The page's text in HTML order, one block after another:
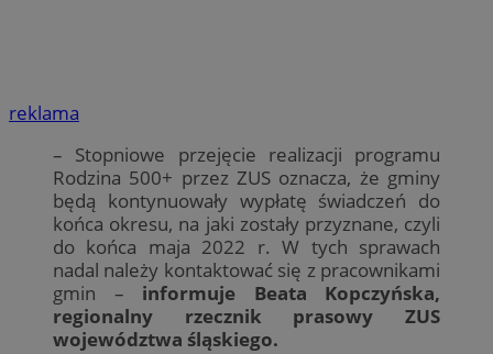
reklama
– Stopniowe przejęcie realizacji programu
Rodzina 500+ przez ZUS oznacza, że gminy
będą kontynuowały wypłatę świadczeń do
końca okresu, na jaki zostały przyznane, czyli
do końca maja 2022 r. W tych sprawach
nadal należy kontaktować się z pracownikami
gmin – informuje Beata Kopczyńska,
regionalny rzecznik prasowy ZUS
województwa śląskiego.